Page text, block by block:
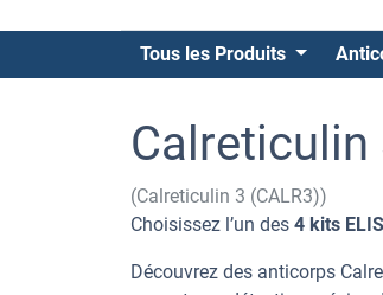
Tous les Produits
Calreticulin
(Calreticulin 3 (CALR3))
Choisissez l’un des 4 kits
Découvrez des anticorps